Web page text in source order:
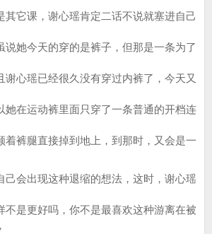
它课，谢心瑶肯定二话不说就塞进自己
说她今天的穿的是裤子，但那是一条为了
谢心瑶已经很久没有穿过内裤了，今天又
她在运动裤里面只穿了一条普通的开档连
着裤腿直接掉到地上，到那时，又会是一
会出现这种退缩的想法，这时，谢心瑶
不是更好吗，你不是最喜欢这种游离在被